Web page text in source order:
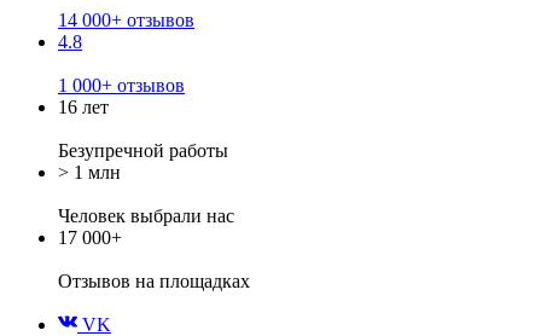
14 000+ отзывов
4.8
1 000+ отзывов
16 лет
Безупречной работы
> 1 млн
Человек выбрали нас
17 000+
Отзывов на площадках
VK